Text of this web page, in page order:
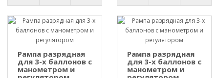
Рампа разрядная
для 3-х баллонов с
манометром и
Рампа разрядная
для 3-х баллонов с
манометром и